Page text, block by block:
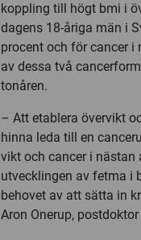
koppling till högt bmi i
dagens 18-åriga män i
procent och för cancer i
av dessa två
tonåren.
– Att etablera övervikt
hinna leda till en
vikt och cancer i nästan
utvecklingen av fetma i
behovet av att sätta in
Aron Onerup,